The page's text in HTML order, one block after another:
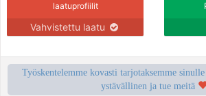
laatuprofiilit
Vahvistettu laatu
Työskentelemme kovasti tarjotaksemme
ystävällinen ja tue meitä